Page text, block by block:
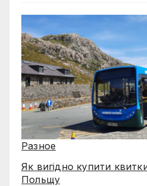
Разное
Як вигідно купити
Польщу